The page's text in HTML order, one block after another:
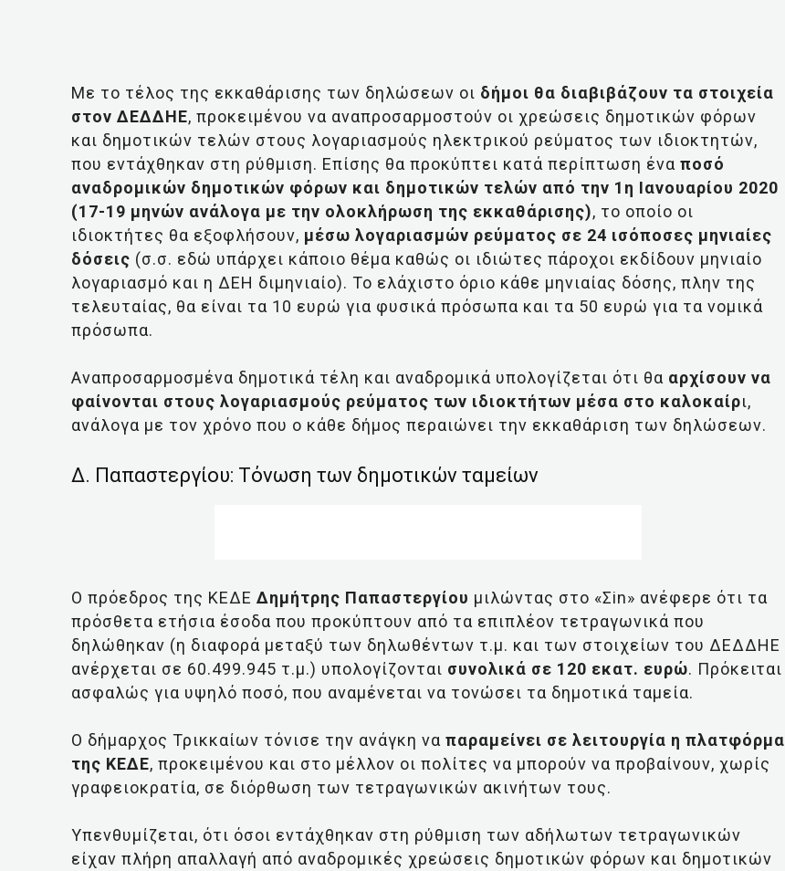
Με το τέλος της εκκαθάρισης των δηλώσεων οι δήμοι θα διαβιβάζουν τα στοιχεία
στον ΔΕΔΔΗΕ, προκειμένου να αναπροσαρμοστούν οι χρεώσεις δημοτικών φόρων
και δημοτικών τελών στους λογαριασμούς ηλεκτρικού ρεύματος των ιδιοκτητών,
που εντάχθηκαν στη ρύθμιση. Επίσης θα προκύπτει κατά περίπτωση ένα ποσό
αναδρομικών δημοτικών φόρων και δημοτικών τελών από την 1η Ιανουαρίου 2020
(17-19 μηνών ανάλογα με την ολοκλήρωση της εκκαθάρισης), το οποίο οι
ιδιοκτήτες θα εξοφλήσουν, μέσω λογαριασμών ρεύματος σε 24 ισόποσες μηνιαίες
δόσεις (σ.σ. εδώ υπάρχει κάποιο θέμα καθώς οι ιδιώτες πάροχοι εκδίδουν μηνιαίο
λογαριασμό και η ΔΕΗ διμηνιαίο). Το ελάχιστο όριο κάθε μηνιαίας δόσης, πλην της
τελευταίας, θα είναι τα 10 ευρώ για φυσικά πρόσωπα και τα 50 ευρώ για τα νομικά
πρόσωπα.
Αναπροσαρμοσμένα δημοτικά τέλη και αναδρομικά υπολογίζεται ότι θα αρχίσουν να
φαίνονται στους λογαριασμούς ρεύματος των ιδιοκτήτων μέσα στο καλοκαίρι,
ανάλογα με τον χρόνο που ο κάθε δήμος περαιώνει την εκκαθάριση των δηλώσεων.
Δ. Παπαστεργίου: Τόνωση των δημοτικών ταμείων
Ο πρόεδρος της ΚΕΔΕ Δημήτρης Παπαστεργίου μιλώντας στο «Σin» ανέφερε ότι τα
πρόσθετα ετήσια έσοδα που προκύπτουν από τα επιπλέον τετραγωνικά που
δηλώθηκαν (η διαφορά μεταξύ των δηλωθέντων τ.μ. και των στοιχείων του ΔΕΔΔΗΕ
ανέρχεται σε 60.499.945 τ.μ.) υπολογίζονται συνολικά σε 120 εκατ. ευρώ. Πρόκειται
ασφαλώς για υψηλό ποσό, που αναμένεται να τονώσει τα δημοτικά ταμεία.
Ο δήμαρχος Τρικκαίων τόνισε την ανάγκη να παραμείνει σε λειτουργία η πλατφόρμα
της ΚΕΔΕ, προκειμένου και στο μέλλον οι πολίτες να μπορούν να προβαίνουν, χωρίς
γραφειοκρατία, σε διόρθωση των τετραγωνικών ακινήτων τους.
Υπενθυμίζεται, ότι όσοι εντάχθηκαν στη ρύθμιση των αδήλωτων τετραγωνικών
είχαν πλήρη απαλλαγή από αναδρομικές χρεώσεις δημοτικών φόρων και δημοτικών